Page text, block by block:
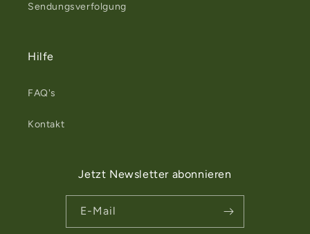
Sendungsverfolgung
Hilfe
FAQ's
Kontakt
Jetzt Newsletter abonnieren
E-Mail